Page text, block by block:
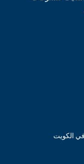
الكويت